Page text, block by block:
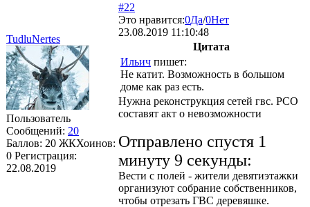
TudluNertes
Пользователь
Сообщений: 20
Баллов: 20 ЖКХоинов:
0 Регистрация:
22.08.2019
#22
Это нравится:0Да/0Нет
23.08.2019 11:10:48
Цитата
Ильич пишет:
Не катит. Возможность в большом
доме как раз есть.
Нужна реконструкция сетей гвс. РСО
составят акт о невозможности
Отправлено спустя 1
минуту 9 секунды:
Вести с полей - жители девятиэтажки
организуют собрание собственников,
чтобы отрезать ГВС деревяшке.